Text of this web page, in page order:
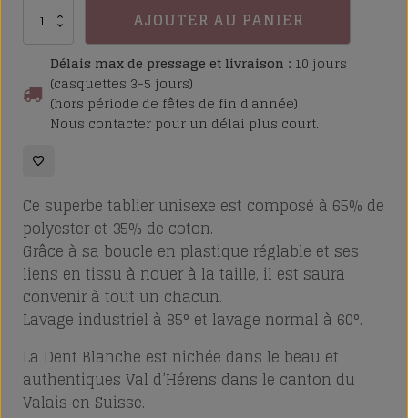
quantité
de
Tablier
Dent
Blanche
AJOUTER AU PANIER
Délais max de pressage et livraison : 10 jours
(casquettes 3-5 jours)
(hors période de fêtes de fin d'année)
Nous contacter pour un délai plus court.
Ce superbe tablier unisexe est composé à 65% de
polyester et 35% de coton.
Grâce à sa boucle en plastique réglable et ses
liens en tissu à nouer à la taille, il est saura
convenir à tout un chacun.
Lavage industriel à 85° et lavage normal à 60°.
La Dent Blanche est nichée dans le beau et
authentiques Val d’Hérens dans le canton du
Valais en Suisse.